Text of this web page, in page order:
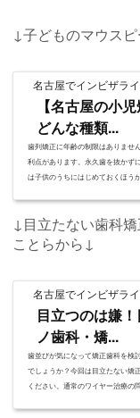
↓子どものマウス
名古屋でインビザラ
【名古屋の小
どんな種類...
歯列矯正に年齢の制限はありませ
利点があります。永久歯を抜かず
は子供のうちにはじめておくほう
て、その種類や特長...
↓目立たない歯科
ことらから↓
名古屋でインビザラ
目立つのは嫌
ノ歯科・矯...
歯並びが気になって矯正歯科を検
でしょうか？今回は目立たない矯
ください。通常のワイヤー治療の